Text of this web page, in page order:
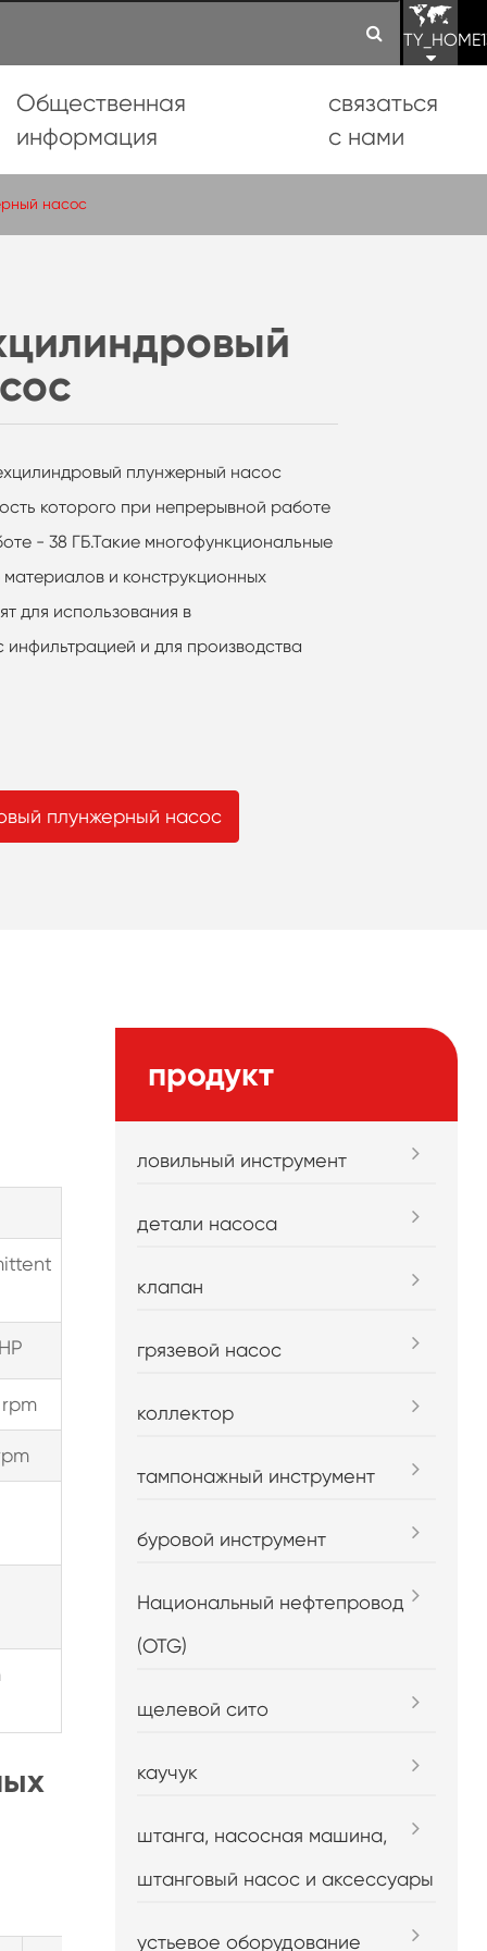
Общественная
информация
связаться
с нами
плунжерный насос
которого при непрерывной работе
- 38 ГБ.Такие многофункциональные
и конструкционных
для использования в
и для производства
плунжерный насос
насос
продукт
ловильный инструмент
детали насоса
клапан
грязевой насос
коллектор
тампонажный инструмент
буровой инструмент
Национальный нефтепровод
(OTG)
щелевой сито
каучук
штанга, насосная машина,
штанговый насос и аксессуары
устьевое оборудование